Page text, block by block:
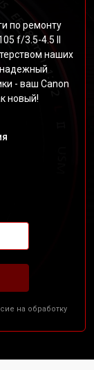
по ремонту
f/3.5-4.5 II
наших
- ваш Canon
новый!
на обработку